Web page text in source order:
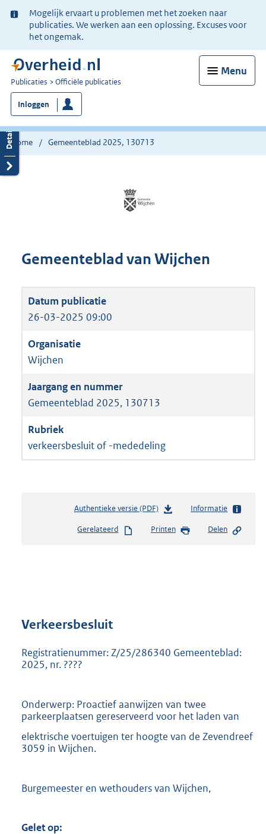
Ter
informatie:
Mogelijk ervaart u problemen met het zoeken naar
publicaties. We werken aan een oplossing. Excuses voor
het ongemak.
Menu
U
bent
nu
hier:
Publicaties Officiële publicaties
Inloggen
Home Gemeenteblad 2025, 130713
Gemeenteblad van Wijchen
26-03-2025 09:00
Wijchen
Gemeenteblad 2025, 130713
verkeersbesluit of -mededeling
Authentieke versie (PDF)b
s
9
0
9
K
Informatie
Gerelateerd Printen Delen
Verkeersbesluit
Registratienummer: Z/25/286340 Gemeenteblad:
2025, nr. ????
Onderwerp: Proactief aanwijzen van twee
parkeerplaatsen gereserveerd voor het laden van
elektrische voertuigen ter hoogte van de Zevendreef
3059 in Wijchen.
Burgemeester en wethouders van Wijchen,
Gelet op: